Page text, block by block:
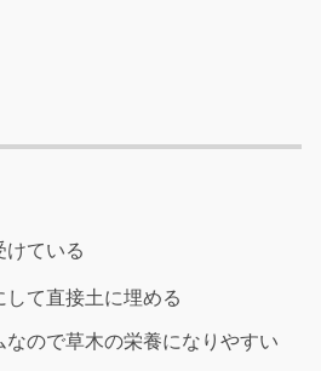
けている
て直接土に埋める
ので草木の栄養になりやすい